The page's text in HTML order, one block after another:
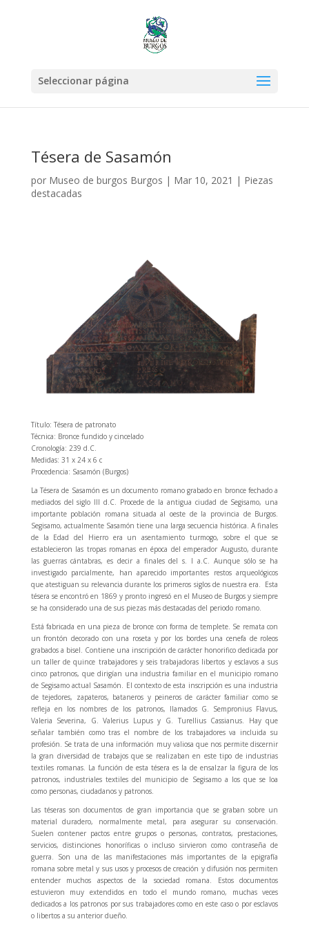
Seleccionar página
Tésera de Sasamón
por Museo de burgos Burgos | Mar 10, 2021 | Piezas
destacadas
Título: Tésera de patronato
Técnica: Bronce fundido y cincelado
Cronología: 239 d.C.
Medidas: 31 x 24 x 6 c
Procedencia: Sasamón (Burgos)
La Tésera de Sasamón es un documento romano grabado en bronce fechado a
mediados del siglo III d.C. Procede de la antigua ciudad de Segisamo, una
importante población romana situada al oeste de la provincia de Burgos.
Segisamo, actualmente Sasamón tiene una larga secuencia histórica. A finales
de la Edad del Hierro era un asentamiento turmogo, sobre el que se
establecieron las tropas romanas en época del emperador Augusto, durante
las guerras cántabras, es decir a finales del s. I a.C. Aunque sólo se ha
investigado parcialmente, han aparecido importantes restos arqueológicos
que atestiguan su relevancia durante los primeros siglos de nuestra era. Esta
tésera se encontró en 1869 y pronto ingresó en el Museo de Burgos y siempre
se ha considerado una de sus piezas más destacadas del periodo romano.
Está fabricada en una pieza de bronce con forma de templete. Se remata con
un frontón decorado con una roseta y por los bordes una cenefa de roleos
grabados a bisel. Contiene una inscripción de carácter honorifico dedicada por
un taller de quince trabajadores y seis trabajadoras libertos y esclavos a sus
cinco patronos, que dirigían una industria familiar en el municipio romano
de Segisamo actual Sasamón. El contexto de esta inscripción es una industria
de tejedores, zapateros, bataneros y peineros de carácter familiar como se
refleja en los nombres de los patronos, llamados G. Sempronius Flavus,
Valeria Severina, G. Valerius Lupus y G. Turellius Cassianus. Hay que
señalar también como tras el nombre de los trabajadores va incluida su
profesión. Se trata de una información muy valiosa que nos permite discernir
la gran diversidad de trabajos que se realizaban en este tipo de industrias
textiles romanas. La función de esta tésera es la de ensalzar la figura de los
patronos, industriales textiles del municipio de Segisamo a los que se loa
como personas, ciudadanos y patronos.
Las téseras son documentos de gran importancia que se graban sobre un
material duradero, normalmente metal, para asegurar su conservación.
Suelen contener pactos entre grupos o personas, contratos, prestaciones,
servicios, distinciones honoríficas o incluso sirvieron como contraseña de
guerra. Son una de las manifestaciones más importantes de la epigrafía
romana sobre metal y sus usos y procesos de creación y difusión nos permiten
entender muchos aspectos de la sociedad romana. Estos documentos
estuvieron muy extendidos en todo el mundo romano, muchas veces
dedicados a los patronos por sus trabajadores como en este caso o por esclavos
o libertos a su anterior dueño.